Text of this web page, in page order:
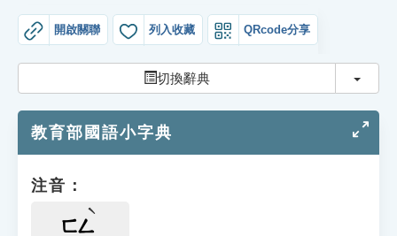
教學應用
貓頭鷹博士
開啟關聯 列入收藏 QRcode分享
切換辭典 切換
教育部國語小字典
注音：
ㄈㄥ